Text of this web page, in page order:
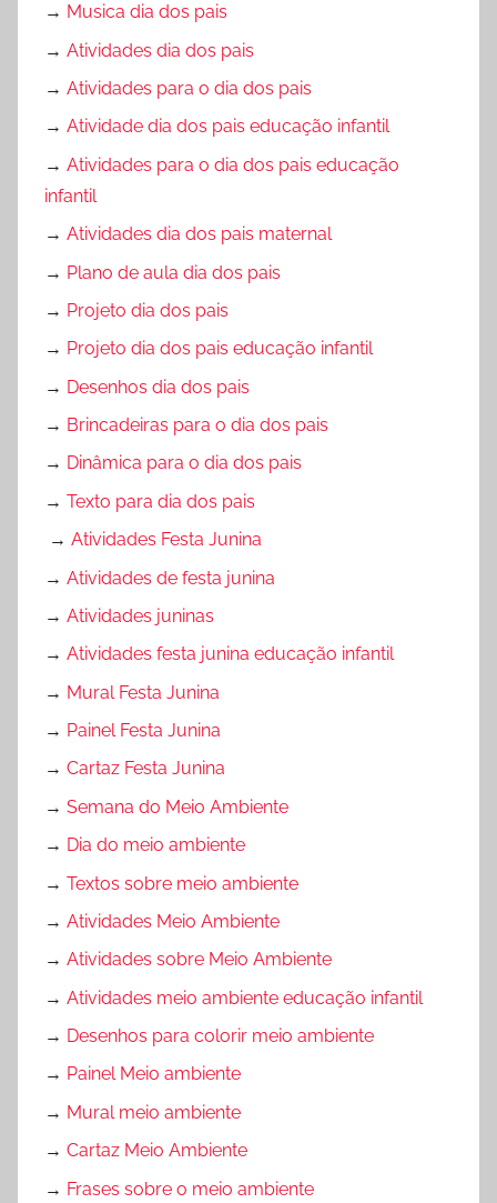
→ Musica dia dos pais
→ Atividades dia dos pais
→ Atividades para o dia dos pais
→ Atividade dia dos pais educação infantil
→ Atividades para o dia dos pais educação
infantil
→ Atividades dia dos pais maternal
→ Plano de aula dia dos pais
→ Projeto dia dos pais
→ Projeto dia dos pais educação infantil
→ Desenhos dia dos pais
→ Brincadeiras para o dia dos pais
→ Dinâmica para o dia dos pais
→ Texto para dia dos pais
→ Atividades Festa Junina
→ Atividades de festa junina
→ Atividades juninas
→ Atividades festa junina educação infantil
→ Mural Festa Junina
→ Painel Festa Junina
→ Cartaz Festa Junina
→ Semana do Meio Ambiente
→ Dia do meio ambiente
→ Textos sobre meio ambiente
→ Atividades Meio Ambiente
→ Atividades sobre Meio Ambiente
→ Atividades meio ambiente educação infantil
→ Desenhos para colorir meio ambiente
→ Painel Meio ambiente
→ Mural meio ambiente
→ Cartaz Meio Ambiente
→ Frases sobre o meio ambiente